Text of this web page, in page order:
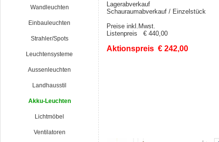
Wandleuchten
Einbauleuchten
Strahler/Spots
Leuchtensysteme
Aussenleuchten
Landhausstil
Akku-Leuchten
Lichtmöbel
Ventilatoren
Lagerabverkauf
Schauraumabverkauf / Einzelstück
Preise inkl.Mwst.
Listenpreis € 440,00
Aktionspreis € 242,00